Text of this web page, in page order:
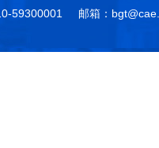
59300001 邮箱：